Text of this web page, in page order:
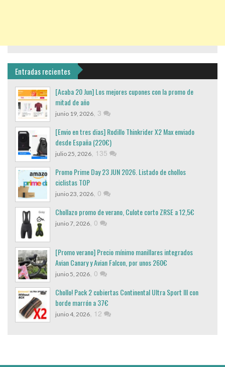
Entradas recientes
[Acaba 20 Jun] Los mejores cupones con la promo de
mitad de año
junio 19, 2026, 3
[Envio en tres dias] Rodillo Thinkrider X2 Max enviado
desde España (220€)
julio 25, 2026, 135
Promo Prime Day 23 JUN 2026. Listado de chollos
ciclistas TOP
junio 23, 2026, 0
Chollazo promo de verano, Culote corto ZRSE a 12,5€
junio 7, 2026, 0
[Promo verano] Precio mínimo manillares integrados
Avian Canary y Avian Falcon, por unos 260€
junio 5, 2026, 0
Chollo! Pack 2 cubiertas Continental Ultra Sport III con
borde marrón a 37€
junio 4, 2026, 12